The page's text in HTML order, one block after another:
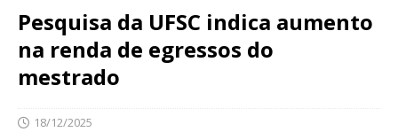
Pesquisa da UFSC indica aumento
na renda de egressos do
mestrado
18/12/2025